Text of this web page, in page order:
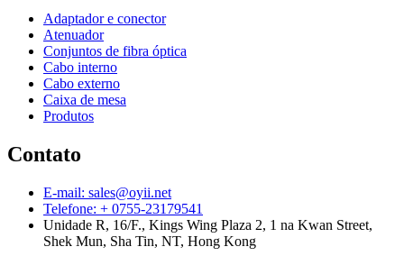
Adaptador e conector
Atenuador
Conjuntos de fibra óptica
Cabo interno
Cabo externo
Caixa de mesa
Produtos
Contato
E-mail: sales@oyii.net
Telefone: + 0755-23179541
Unidade R, 16/F., Kings Wing Plaza 2, 1 na Kwan Street,
Shek Mun, Sha Tin, NT, Hong Kong